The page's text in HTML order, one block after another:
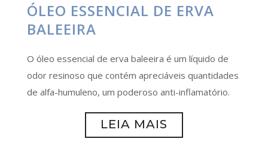
ÓLEO ESSENCIAL DE ERVA
BALEEIRA
O óleo essencial de erva baleeira é um líquido de
odor resinoso que contém apreciáveis quantidades
de alfa-humuleno, um poderoso anti-inflamatório.
LEIA MAIS